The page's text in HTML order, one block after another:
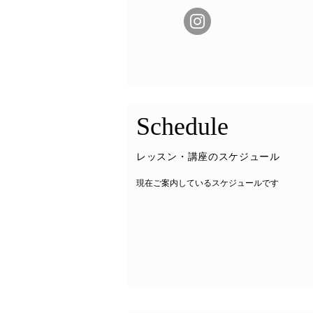
​Schedule
​レッスン・講座のスケジュール
​現在ご案内しているスケジュールです